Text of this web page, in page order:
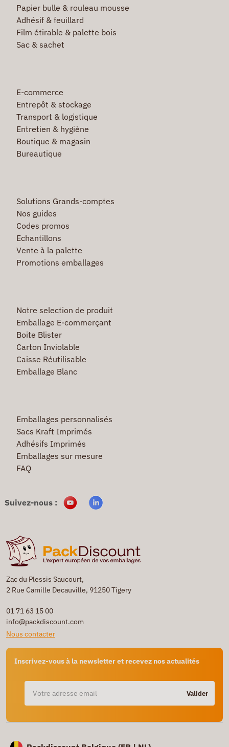
Zac du Plessis Saucourt,
2 Rue Camille Decauville, 91250 Tigery
01 71 63 15 00
info@packdiscount.com
Nous contacter
Inscrivez-vous à la newsletter et recevez nos actualités
Valider
Papier bulle & rouleau mousse
Adhésif & feuillard
Film étirable & palette bois
Sac & sachet
E-commerce
Entrepôt & stockage
Transport & logistique
Entretien & hygiène
Boutique & magasin
Bureautique
Solutions Grands-comptes
Nos guides
Codes promos
Echantillons
Vente à la palette
Promotions emballages
Notre selection de produit
Emballage E-commerçant
Boite Blister
Carton Inviolable
Caisse Réutilisable
Emballage Blanc
Emballages personnalisés
Sacs Kraft Imprimés
Adhésifs Imprimés
Emballages sur mesure
FAQ
Suivez-nous :